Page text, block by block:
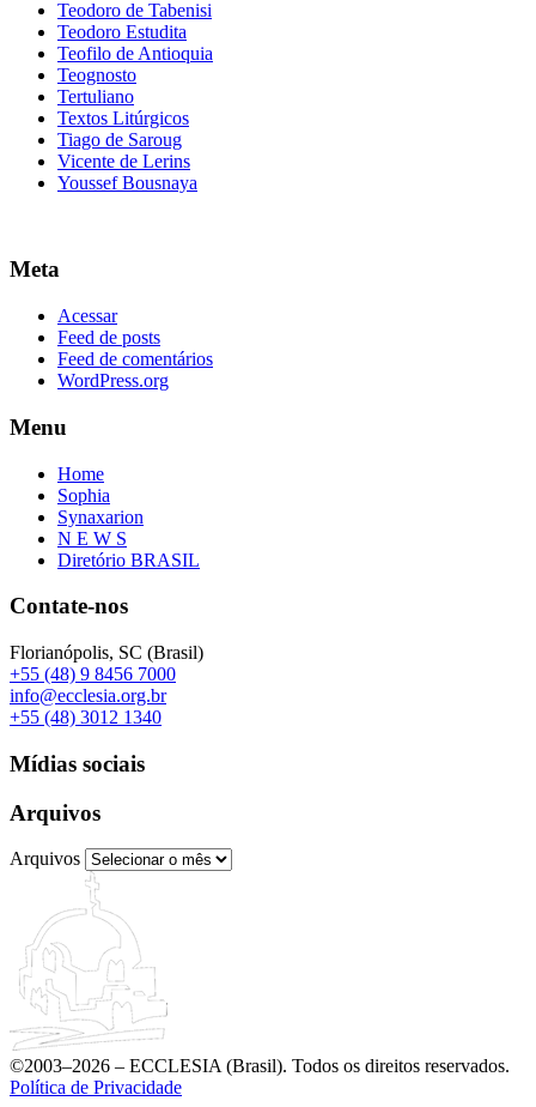
Teodoro de Tabenisi
Teodoro Estudita
Teofilo de Antioquia
Teognosto
Tertuliano
Textos Litúrgicos
Tiago de Saroug
Vicente de Lerins
Youssef Bousnaya
Meta
Acessar
Feed de posts
Feed de comentários
WordPress.org
Menu
Home
Sophia
Synaxarion
N E W S
Diretório BRASIL
Contate-nos
Florianópolis, SC (Brasil)
+55 (48) 9 8456 7000
info@ecclesia.org.br
+55 (48) 3012 1340
Mídias sociais
Arquivos
Arquivos
©2003–2026 – ECCLESIA (Brasil). Todos os direitos reservados.
Política de Privacidade